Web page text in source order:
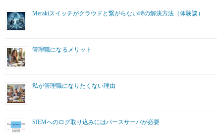
Merakiスイッチがクラウドと繋がらない時の解決方法（体験談）
管理職になるメリット
私が管理職になりたくない理由
SIEMへのログ取り込みにはパースサーバが必要